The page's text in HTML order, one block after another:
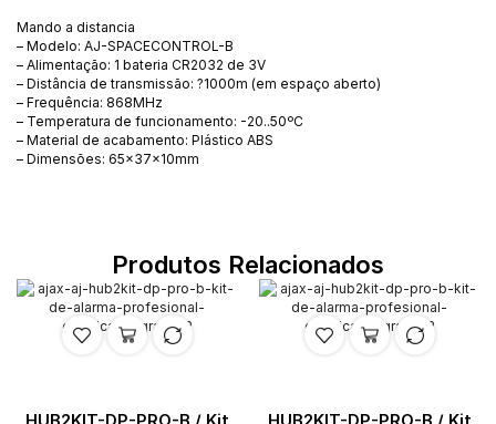
Mando a distancia
– Modelo: AJ-SPACECONTROL-B
– Alimentação: 1 bateria CR2032 de 3V
– Distância de transmissão: ?1000m (em espaço aberto)
– Frequência: 868MHz
– Temperatura de funcionamento: -20..50ºC
– Material de acabamento: Plástico ABS
– Dimensões: 65x37x10mm
Produtos Relacionados